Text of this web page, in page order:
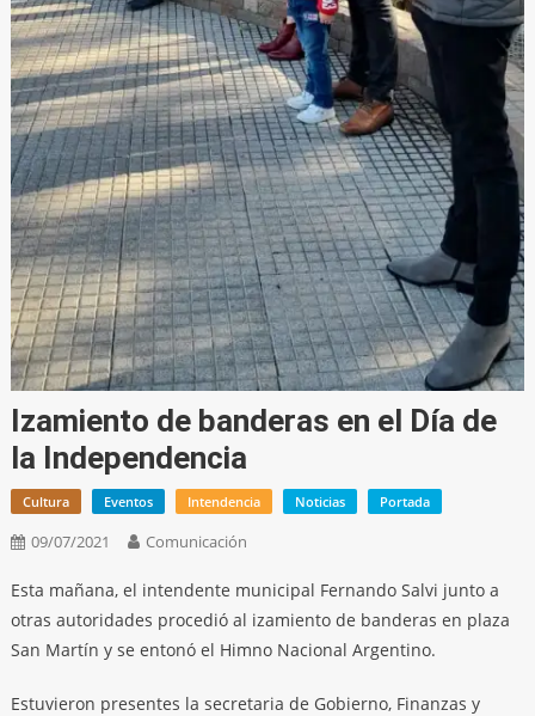
Izamiento de banderas en el Día de
la Independencia
Cultura Eventos Intendencia Noticias Portada
09/07/2021 Comunicación
Esta mañana, el intendente municipal Fernando Salvi junto a
otras autoridades procedió al izamiento de banderas en plaza
San Martín y se entonó el Himno Nacional Argentino.
Estuvieron presentes la secretaria de Gobierno, Finanzas y